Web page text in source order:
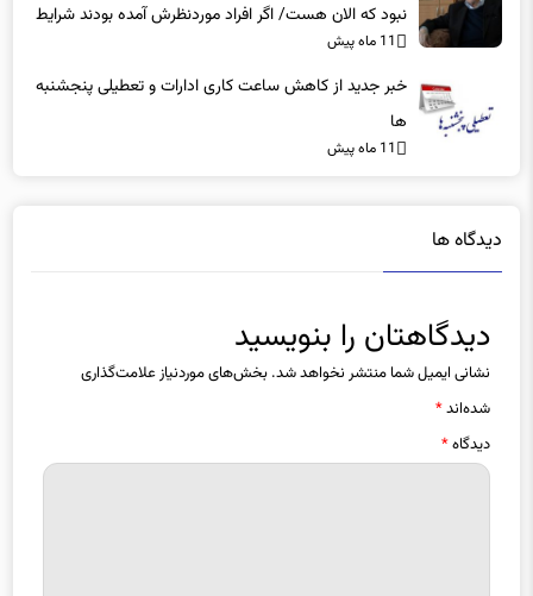
نبود که الان هست/ اگر افراد موردنظرش آمده بودند شرایط
بهتر بود
11 ماه پیش
خبر جدید از کاهش ساعت کاری ادارات و تعطیلی پنجشنبه
ها
11 ماه پیش
دیدگاه ها
دیدگاهتان را بنویسید
نشانی ایمیل شما منتشر نخواهد شد. بخش‌های موردنیاز علامت‌گذاری
شده‌اند*
دیدگاه*